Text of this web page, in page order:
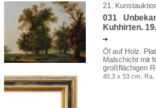
21.
031
Kuhhirten.
Öl auf Holz.
Malschicht mit
großflächigen
40,3 x 53 cm,